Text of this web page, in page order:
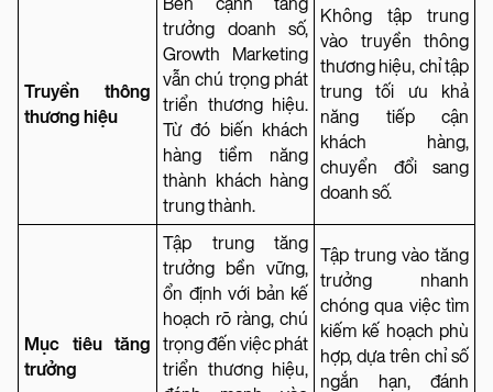
Truyền thông
thương hiệu
trưởng doanh số,
Growth Marketing
vẫn chú trọng phát
triển thương hiệu.
Từ đó biến khách
hàng tiềm năng
thành khách hàng
trung thành.
Không tập trung
vào truyền thông
thương hiệu, chỉ tập
trung tối ưu khả
năng tiếp cận
khách hàng,
chuyển đổi sang
doanh số.
Mục tiêu tăng
trưởng
Tập trung tăng
trưởng bền vững,
ổn định với bản kế
hoạch rõ ràng, chú
trọng đến việc phát
triển thương hiệu,
Tập trung vào tăng
trưởng nhanh
chóng qua việc tìm
kiếm kế hoạch phù
hợp, dựa trên chỉ số
ngắn hạn, đánh